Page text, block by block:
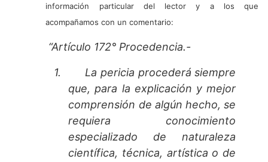
información particular del lector y a los que
acompañamos con un comentario:
“Artículo 172° Procedencia.-
1.
La pericia procederá siempre
que, para la explicación y mejor
comprensión de algún hecho, se
requiera conocimiento
especializado de naturaleza
científica, técnica, artística o de